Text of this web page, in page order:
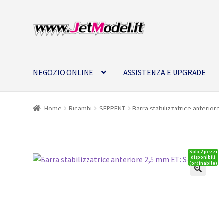
Vai
alla
Vai
al
NEGOZIO ONLINE ASSISTENZA E UPGRADE
Home Ricambi SERPENT Barra stabilizzatrice anteriore
Solo 2 pezzi
disponibili
(ordinabile)